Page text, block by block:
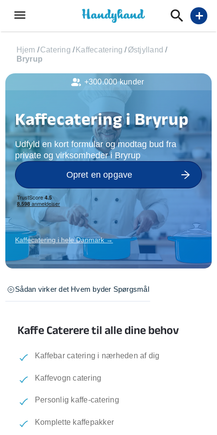
menu add
Hjem /Catering / Kaffecatering / Østjylland /
Bryrup
Kaffecatering i Bryrup
Udfyld en kort formular og modtag bud fra
private og virksomheder i Bryrup
Opret en opgave
Kaffecatering i hele Danmark →
Sådan virker det Hvem byder Spørgsmål
Kaffe Caterere til alle dine behov
Kaffebar catering i nærheden af dig
Kaffevogn catering
Personlig kaffe-catering
Komplette kaffepakker
+300.000 kunder